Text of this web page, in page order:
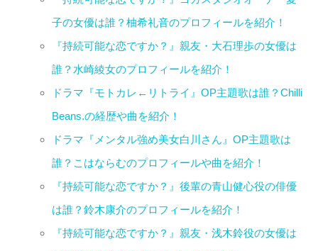
子の女優は誰？柚希礼音のプロフィールを紹介！
『持続可能な恋ですか？』親友・大石理歩の女優は
誰？水崎綾女のプロフィールを紹介！
ドラマ『モトカレ←リトライ』OP主題歌は誰？Chilli
Beans.の経歴や曲を紹介！
ドラマ『メンタル強め美女白川さん』OP主題歌は
誰？こはならむのプロフィールや曲を紹介！
『持続可能な恋ですか？』後輩の青山健心役の俳優
は誰？鈴木康介のプロフィールを紹介！
『持続可能な恋ですか？』親友・浅木鈴役の女優は